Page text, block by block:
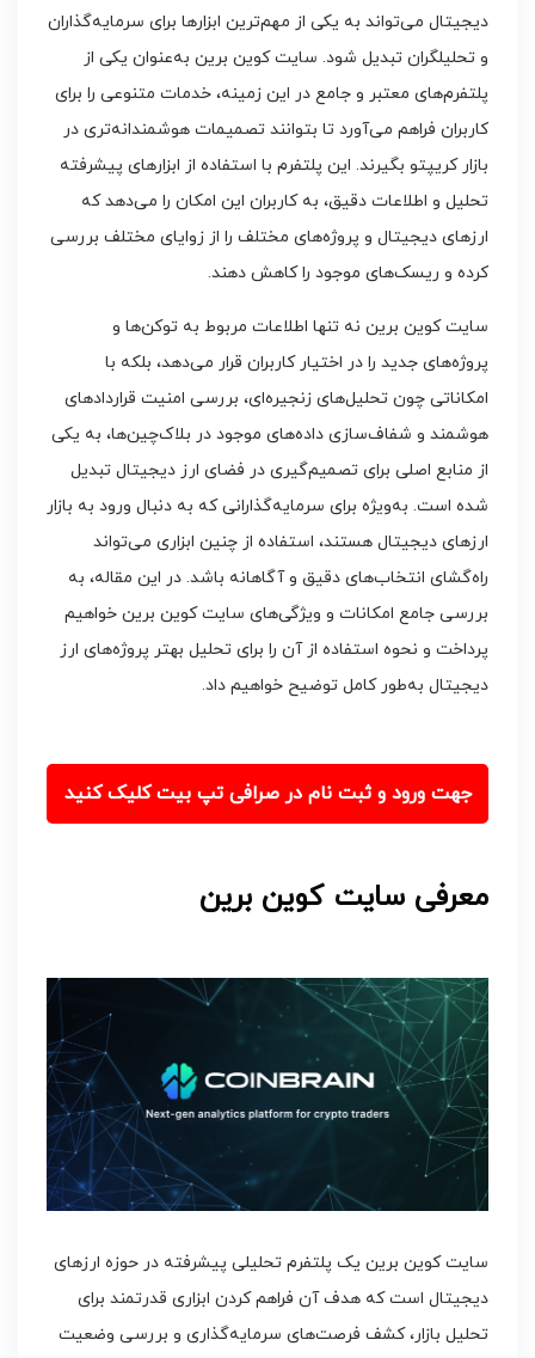
دیجیتال می‌تواند به یکی از مهم‌ترین ابزارها برای سرمایه‌گذاران
و تحلیلگران تبدیل شود. سایت کوین برین به‌عنوان یکی از
پلتفرم‌های معتبر و جامع در این زمینه، خدمات متنوعی را برای
کاربران فراهم می‌آورد تا بتوانند تصمیمات هوشمندانه‌تری در
بازار کریپتو بگیرند. این پلتفرم با استفاده از ابزارهای پیشرفته
تحلیل و اطلاعات دقیق، به کاربران این امکان را می‌دهد که
ارزهای دیجیتال و پروژه‌های مختلف را از زوایای مختلف بررسی
کرده و ریسک‌های موجود را کاهش دهند.
سایت کوین برین نه تنها اطلاعات مربوط به توکن‌ها و
پروژه‌های جدید را در اختیار کاربران قرار می‌دهد، بلکه با
امکاناتی چون تحلیل‌های زنجیره‌ای، بررسی امنیت قراردادهای
هوشمند و شفاف‌سازی داده‌های موجود در بلاک‌چین‌ها، به یکی
از منابع اصلی برای تصمیم‌گیری در فضای ارز دیجیتال تبدیل
شده است. به‌ویژه برای سرمایه‌گذارانی که به دنبال ورود به بازار
ارزهای دیجیتال هستند، استفاده از چنین ابزاری می‌تواند
راه‌گشای انتخاب‌های دقیق و آگاهانه باشد. در این مقاله، به
بررسی جامع امکانات و ویژگی‌های سایت کوین برین خواهیم
پرداخت و نحوه استفاده از آن را برای تحلیل بهتر پروژه‌های ارز
دیجیتال به‌طور کامل توضیح خواهیم داد.
جهت ورود و ثبت نام در صرافی تپ بیت کلیک کنید
معرفی سایت کوین برین
سایت کوین برین یک پلتفرم تحلیلی پیشرفته در حوزه ارزهای
دیجیتال است که هدف آن فراهم کردن ابزاری قدرتمند برای
تحلیل بازار، کشف فرصت‌های سرمایه‌گذاری و بررسی وضعیت